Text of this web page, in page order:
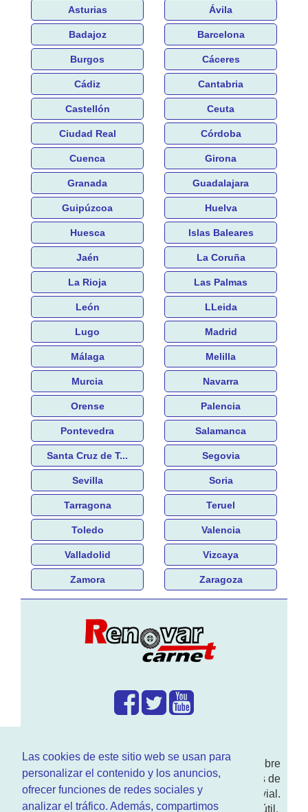
Las cookies de este sitio web se usan para
personalizar el contenido y los anuncios,
ofrecer funciones de redes sociales y
analizar el tráfico. Además, compartimos
Asturias Ávila
Badajoz Barcelona
Burgos Cáceres
Cádiz Cantabria
Castellón Ceuta
Ciudad Real Córdoba
Cuenca Girona
Granada Guadalajara
Guipúzcoa Huelva
Huesca Islas Baleares
Jaén La Coruña
La Rioja Las Palmas
León LLeida
Lugo Madrid
Málaga Melilla
Murcia Navarra
Orense Palencia
Pontevedra Salamanca
Santa Cruz de T... Segovia
Sevilla Soria
Tarragona Teruel
Toledo Valencia
Valladolid Vizcaya
Zamora Zaragoza
Enwww.RenovarCarnet.comTe contamos sobre
larenovación del permisode conducir, noticias de
actualidad motor y sobre todo seguridad vial.
Ademas tenemos todo tipo de información DGT útil.